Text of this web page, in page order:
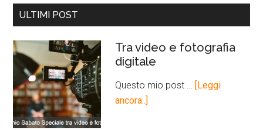
ULTIMI POST
Tra video e fotografia
digitale
Questo mio post … [Leggi
ancora..]